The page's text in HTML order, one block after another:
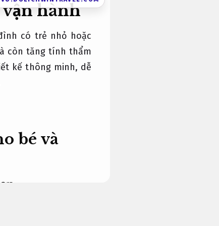
vận hành
có trẻ nhỏ hoặc
còn tăng tính thẩm
kế thông minh, dễ
bé và